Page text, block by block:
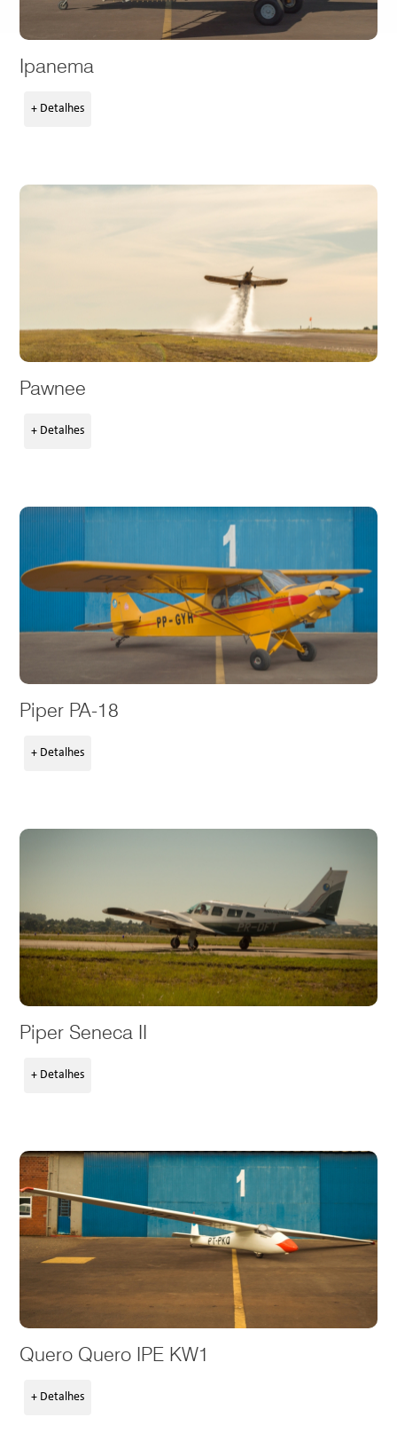
Ipanema
+ Detalhes
Pawnee
+ Detalhes
Piper PA-18
+ Detalhes
Piper Seneca II
+ Detalhes
Quero Quero IPE KW1
+ Detalhes